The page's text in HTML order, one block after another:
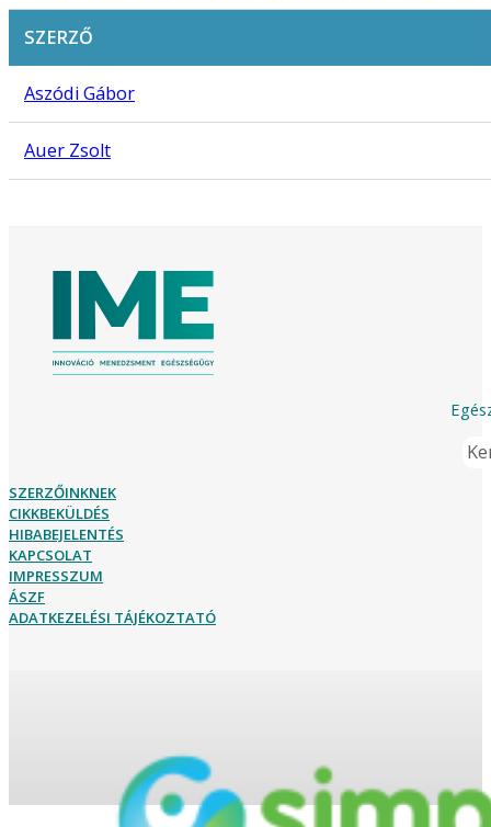
SZERZŐ
Aszódi Gábor
Auer Zsolt
SZERZŐINKNEK
CIKKBEKÜLDÉS
HIBABEJELENTÉS
KAPCSOLAT
IMPRESSZUM
ÁSZF
ADATKEZELÉSI TÁJÉKOZTATÓ